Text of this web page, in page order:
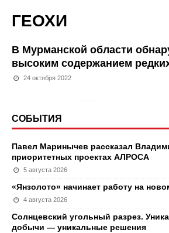
ГЕОХИ
В Мурманской области
высоким содержанием
24 октября 2022
СОБЫТИЯ
Павел Маринычев рассказал
приоритетных проектах АЛРОСА
5 августа 2026
«Янзолото» начинает работу на
4 августа 2026
Солнцевский угольный разрез.
добычи — уникальные решения